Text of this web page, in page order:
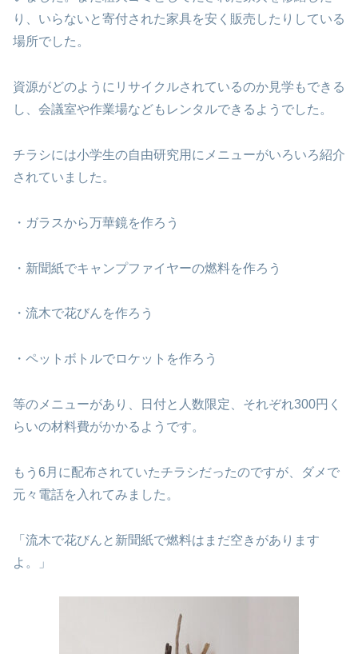
り、いらないと寄付された家具を安く販売したりしている
場所でした。
資源がどのようにリサイクルされているのか見学もできる
し、会議室や作業場などもレンタルできるようでした。
チラシには小学生の自由研究用にメニューがいろいろ紹介
されていました。
・ガラスから万華鏡を作ろう
・新聞紙でキャンプファイヤーの燃料を作ろう
・流木で花びんを作ろう
・ペットボトルでロケットを作ろう
等のメニューがあり、日付と人数限定、それぞれ300円く
らいの材料費がかかるようです。
もう6月に配布されていたチラシだったのですが、ダメで
元々電話を入れてみました。
「流木で花びんと新聞紙で燃料はまだ空きがあります
よ。」